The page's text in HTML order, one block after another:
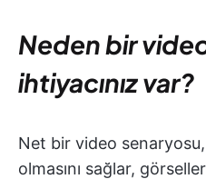
Neden bir
ihtiyacınız var?
Net bir video senaryosu,
olmasını sağlar,